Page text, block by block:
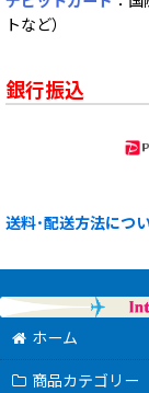
トなど）
銀行振込
送料･配送方法につ
ホーム
商品カテゴリー